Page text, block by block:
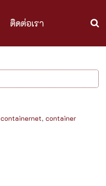
ติดต่อเรา
containernet, container